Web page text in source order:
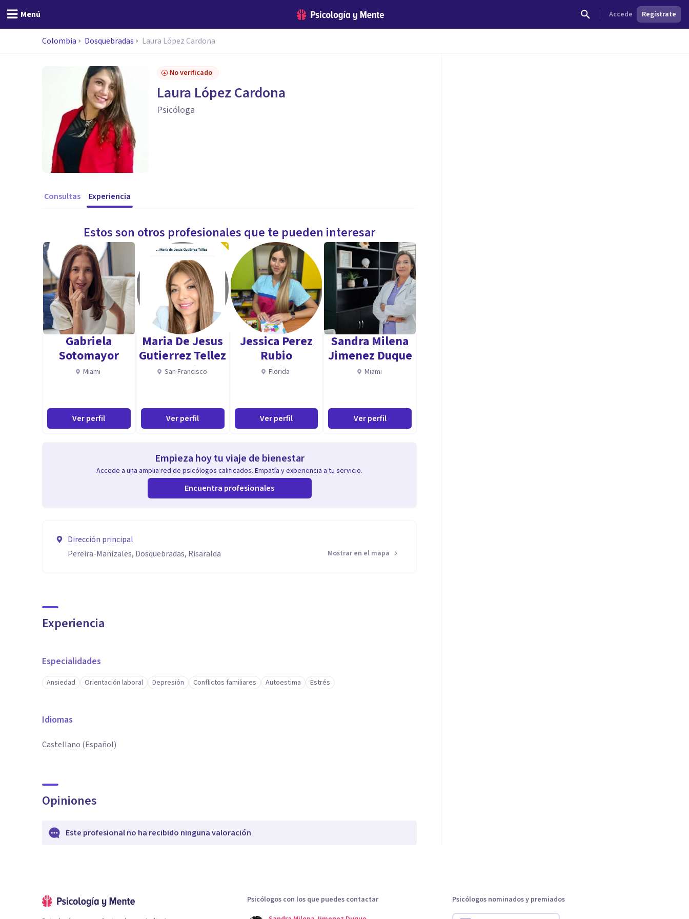
Menú Accede Regístrate
Colombia Dosquebradas Laura López Cardona
No verificado
Laura López Cardona
Psicóloga
Consultas Experiencia
Estos son otros profesionales que te pueden interesar
Gabriela
Sotomayor
Miami
Ver perfil
Maria De Jesus
Gutierrez Tellez
San Francisco
Ver perfil
Jessica Perez
Rubio
Florida
Ver perfil
Sandra Milena
Jimenez Duque
Miami
Ver perfil
Empieza hoy tu viaje de bienestar
Accede a una amplia red de psicólogos calificados. Empatía y experiencia a tu servicio.
Encuentra profesionales
Dirección principal
Pereira-Manizales, Dosquebradas, Risaralda
Mostrar en el mapa
Experiencia
Especialidades
Ansiedad Orientación laboral Depresión Conflictos familiares Autoestima Estrés
Idiomas
Castellano (Español)
Opiniones
Este profesional no ha recibido ninguna valoración
Psicólogos con los que puedes contactar
Psicólogos nominados y premiados